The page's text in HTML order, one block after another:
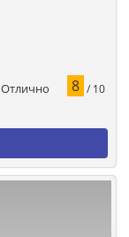
Отлично 8 / 10